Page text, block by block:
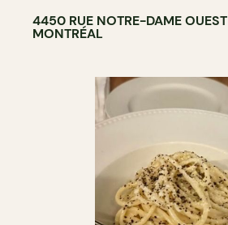
4450 RUE NOTRE-DAME OUEST
MONTRÉAL